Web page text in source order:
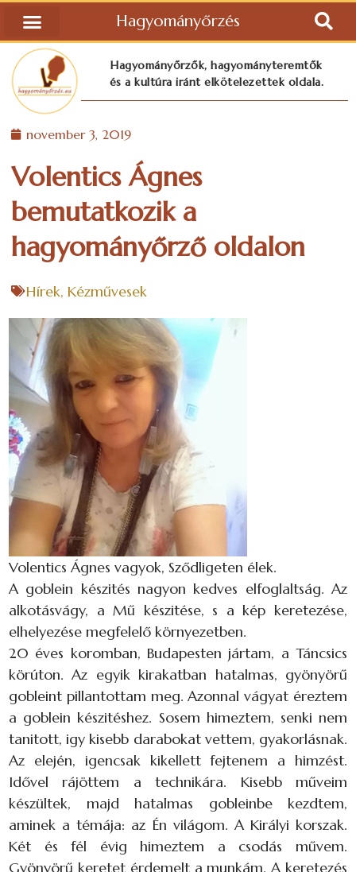
Hagyományőrzés
Hagyományőrzők, hagyományteremtők
és a kultúra iránt elkötelezettek oldala.
november 3, 2019
Volentics Ágnes
bemutatkozik a
hagyományőrző oldalon
Hírek,Kézművesek
Volentics Ágnes vagyok, Sződligeten élek.
A goblein készités nagyon kedves elfoglaltság. Az
alkotásvágy, a Mű készitése, s a kép keretezése,
elhelyezése megfelelő környezetben.
20 éves koromban, Budapesten jártam, a Táncsics
körúton. Az egyik kirakatban hatalmas, gyönyörű
gobleint pillantottam meg. Azonnal vágyat éreztem
a goblein készitéshez. Sosem himeztem, senki nem
tanitott, igy kisebb darabokat vettem, gyakorlásnak.
Az elején, igencsak kikellett fejtenem a himzést.
Idővel rájöttem a technikára. Kisebb műveim
készültek, majd hatalmas gobleinbe kezdtem,
aminek a témája: az Én világom. A Királyi korszak.
Két és fél évig himeztem a csodás művem.
Gyönyörű keretet érdemelt a munkám. A keretezés